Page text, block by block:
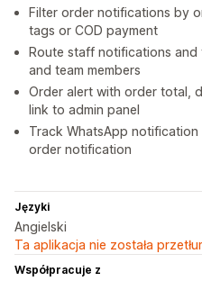
Filter order notifications by
tags or COD payment
Route staff notifications
and team members
Order alert with order total,
link to admin panel
Track WhatsApp
order notification
Języki
Angielski
Ta aplikacja nie została
Współpracuje z